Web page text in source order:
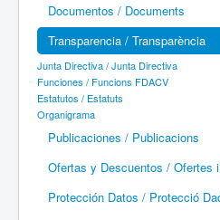
Documentos / Documents
Transparencia / Transparència
Junta Directiva / Junta Directiva
Funciones / Funcions FDACV
Estatutos / Estatuts
Organigrama
Publicaciones / Publicacions
Ofertas y Descuentos / Ofertes
Protección Datos / Protecció